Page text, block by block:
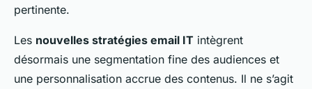
pertinente.
Les nouvelles stratégies email IT intègrent
désormais une segmentation fine des audiences et
une personnalisation accrue des contenus. Il ne s’agit